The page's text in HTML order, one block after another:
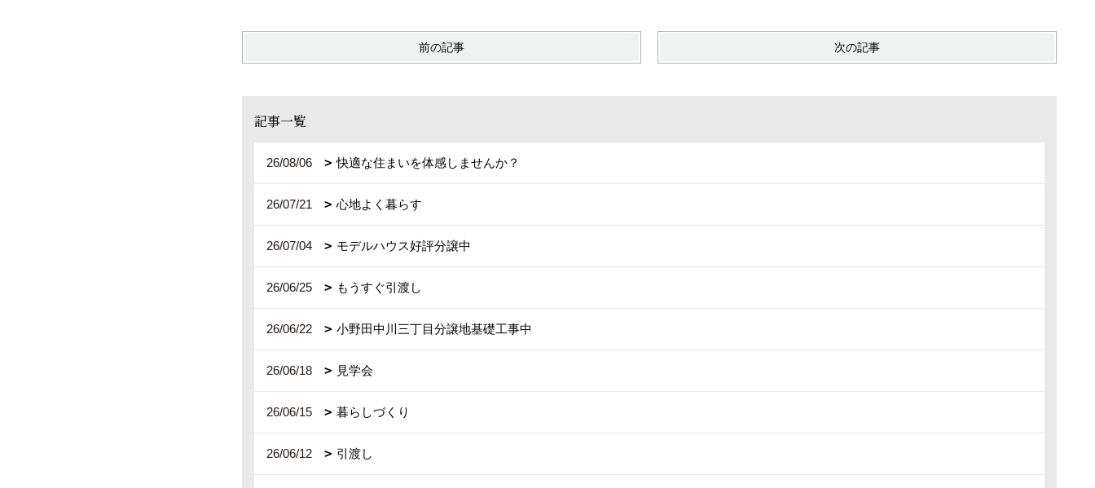
前の記事 次の記事
記事一覧
26/08/06 快適な住まいを体感しませんか？
26/07/21 心地よく暮らす
26/07/04 モデルハウス好評分譲中
26/06/25 もうすぐ引渡し
26/06/22 小野田中川三丁目分譲地基礎工事中
26/06/18 見学会
26/06/15 暮らしづくり
26/06/12 引渡し